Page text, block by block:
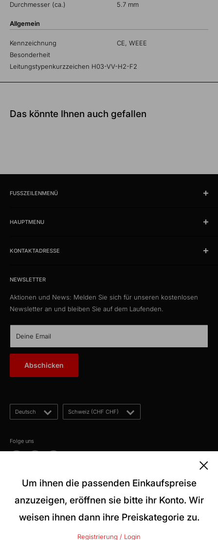
Um ihnen die passenden Einkaufspreise
anzuzeigen, eröffnen sie bitte ihr Konto. Wir
weisen ihnen dann ihre Preiskategorie zu.
Registrierung / Login
Durchmesser (ca.) 5.7 mm
Allgemein
Kennzeichnung
CE, WEEE
Besonderheit
Leitungstypenkurzzeichen H03-VV-H2-F2
Das könnte Ihnen auch gefallen
FUSSZEILENMENÜ
Öffnungszeiten und Lokalität
AGB
Versandkosten
HAUPTMENU
News
Musterkataloge
Eigenmarke
CustomCables
KabelLexikon
Über uns
Kontakt
Blog
KONTAKTADRESSE
Das Kabelportal. Persönlich. Kompetent. Seit 1997.
CH-5012 Schönenwerd
(Antwort innerhalb von 12 Stunden)
NEWSLETTER
Aktionen und News: Melden Sie sich für unseren kostenlosen
Newsletter an und bleiben Sie auf dem Laufenden.
Deine Email
Abschicken
Sprache
Deutsch Land/Region
Schweiz (CHF CHF)
Folge uns
Wir akzeptieren